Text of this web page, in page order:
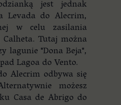
jest jednak
Levada do Alecrim,
w celu zasilania
Tutaj można
lagunie "Dona Beja",
Lagoa do Vento.
Alecrim odbywa się
możesz
Casa de Abrigo do